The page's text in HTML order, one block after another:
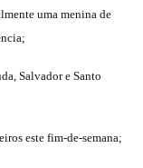
uma menina de
Salvador e Santo
este fim-de-semana;